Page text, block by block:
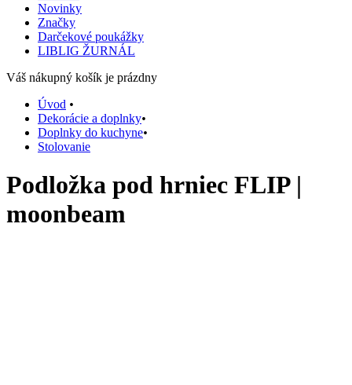
Novinky
Značky
Darčekové poukážky
LIBLIG ŽURNÁL
Váš nákupný košík je prázdny
Úvod •
Dekorácie a doplnky•
Doplnky do kuchyne•
Stolovanie
Podložka pod hrniec FLIP |
moonbeam